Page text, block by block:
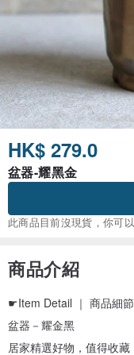
HK$ 279.0
盆器-耀黑金
此商品目前沒現貨，你可
商品介紹
☛Item Detail ｜ 商品細節
盆器－耀金黑
居家精選好物，值得收藏